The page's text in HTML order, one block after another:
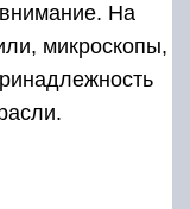
На
микроскопы,